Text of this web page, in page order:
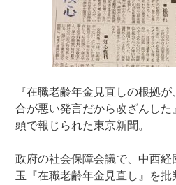
『在職老齢年金見直しの根拠
合が悪い発言だから改ざんした
頭で報じられた東京新聞。
政府の社会保障会議で、中西経
玉『在職老齢年金見直し』を